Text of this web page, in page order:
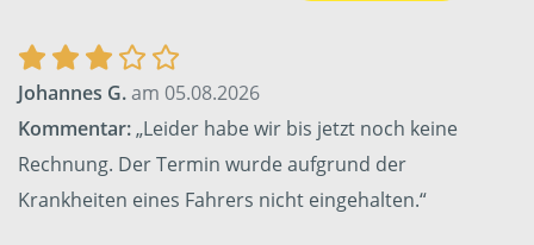
Johannes G.am 05.08.2026
Kommentar:„Leider habe wir bis jetzt noch keine
Rechnung. Der Termin wurde aufgrund der
Krankheiten eines Fahrers nicht eingehalten.“